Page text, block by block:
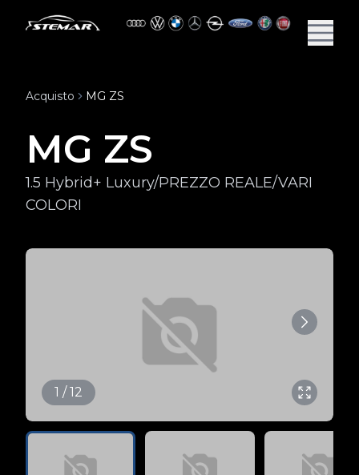
Acquisto MG ZS
MG ZS
1.5 Hybrid+ Luxury/PREZZO REALE/VARI
COLORI
1 / 12